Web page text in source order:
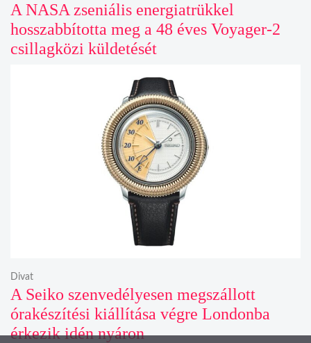
A NASA zseniális energiatrükkel
hosszabbította meg a 48 éves Voyager-2
csillagközi küldetését
A Seiko szenvedélyesen megszállott
órakészítési kiállítása végre Londonba
érkezik idén nyáron
Divat